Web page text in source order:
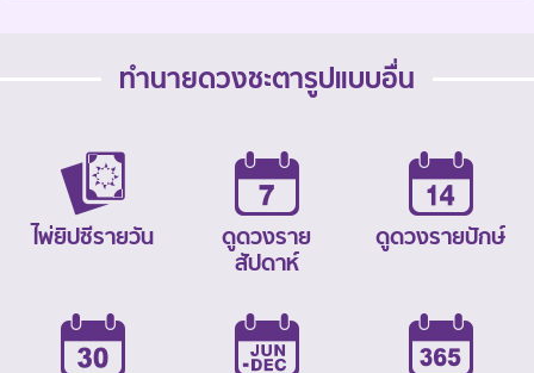
ทำนายดวงชะตารูปแบบอื่น
ไพ่ยิปซีรายวัน
ดูดวงราย
สัปดาห์
ดูดวงรายปักษ์